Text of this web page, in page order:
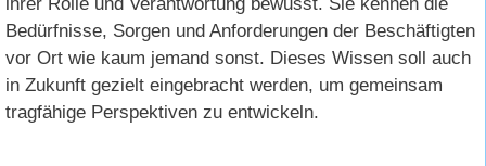
Bedürfnisse, Sorgen und Anforderungen der Beschäftigten
vor Ort wie kaum jemand sonst. Dieses Wissen soll auch
in Zukunft gezielt eingebracht werden, um gemeinsam
tragfähige Perspektiven zu entwickeln.